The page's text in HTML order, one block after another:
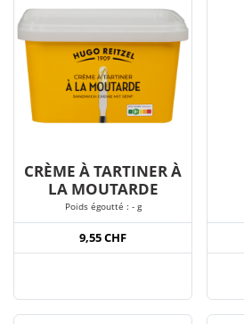
CRÈME À TARTINER À
LA MOUTARDE
Poids égoutté : - g
9,55 CHF